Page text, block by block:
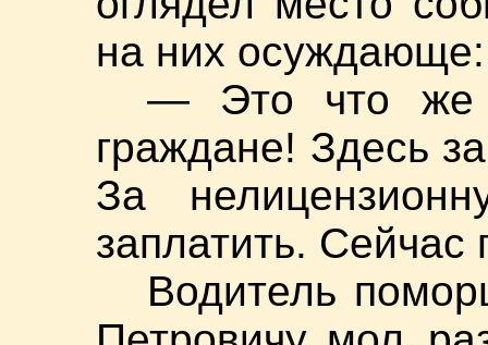
на них осуждающе:
— Это что же
граждане! Здесь
За
заплатить.
Водитель